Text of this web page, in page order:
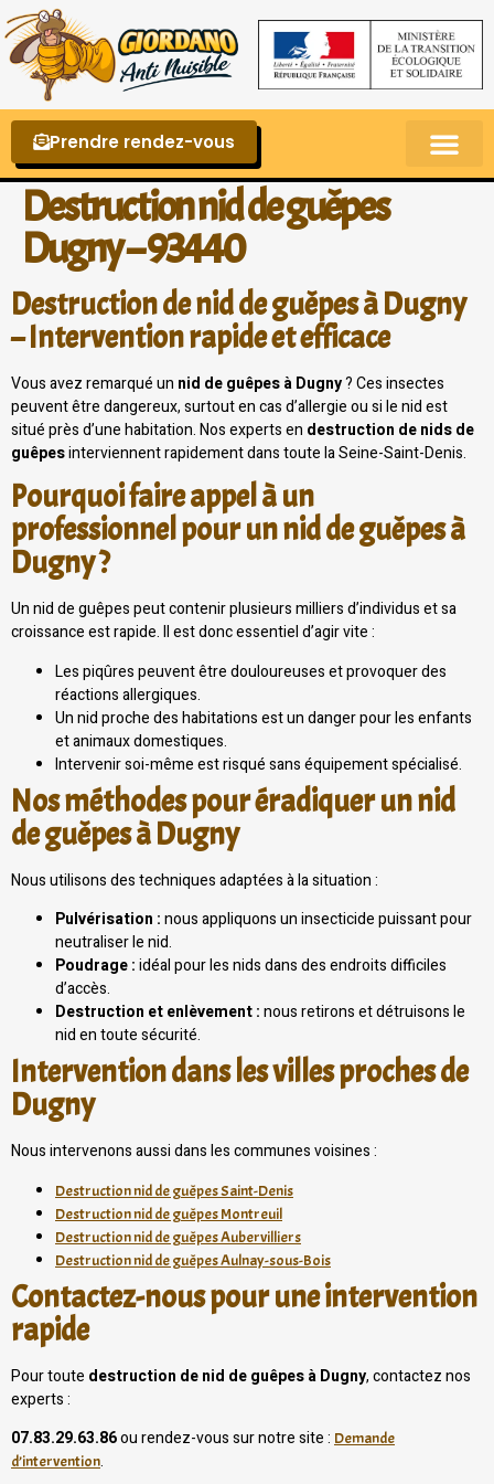
Prendre rendez-vous
Destruction nid de guêpes
Dugny – 93440
Destruction de nid de guêpes à Dugny
– Intervention rapide et efficace
Vous avez remarqué un nid de guêpes à Dugny? Ces insectes
peuvent être dangereux, surtout en cas d’allergie ou si le nid est
situé près d’une habitation. Nos experts en destruction de nids de
guêpesinterviennent rapidement dans toute la Seine-Saint-Denis.
Pourquoi faire appel à un
professionnel pour un nid de guêpes à
Dugny ?
Un nid de guêpes peut contenir plusieurs milliers d’individus et sa
croissance est rapide. Il est donc essentiel d’agir vite :
Les piqûres peuvent être douloureuses et provoquer des
réactions allergiques.
Un nid proche des habitations est un danger pour les enfants
et animaux domestiques.
Intervenir soi-même est risqué sans équipement spécialisé.
Nos méthodes pour éradiquer un nid
de guêpes à Dugny
Nous utilisons des techniques adaptées à la situation :
Pulvérisation :nous appliquons un insecticide puissant pour
neutraliser le nid.
Poudrage :idéal pour les nids dans des endroits difficiles
d’accès.
Destruction et enlèvement :nous retirons et détruisons le
nid en toute sécurité.
Intervention dans les villes proches de
Dugny
Nous intervenons aussi dans les communes voisines :
Destruction nid de guêpes Saint-Denis
Destruction nid de guêpes Montreuil
Destruction nid de guêpes Aubervilliers
Destruction nid de guêpes Aulnay-sous-Bois
Contactez-nous pour une intervention
rapide
Pour toute destruction de nid de guêpes à Dugny, contactez nos
experts :
07.83.29.63.86ou rendez-vous sur notre site : Demande
d’intervention.